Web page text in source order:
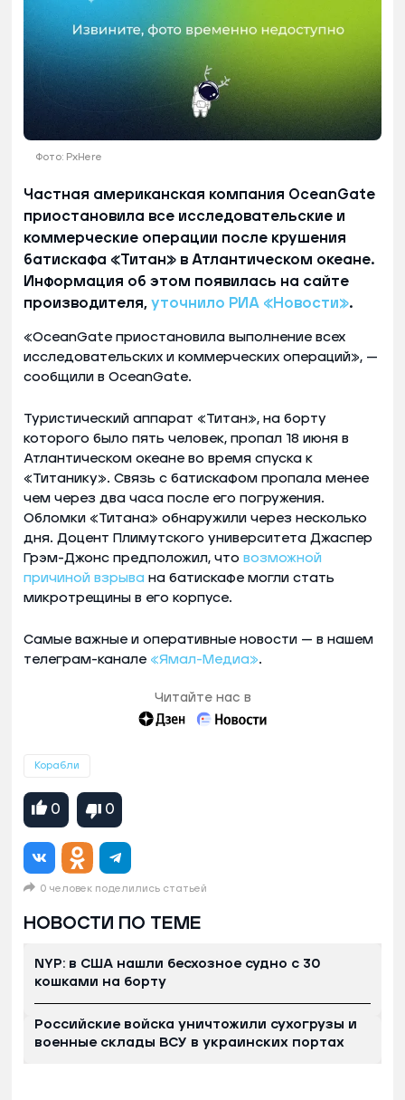
Фото: PxHere
Частная американская компания OceanGate
приостановила все исследовательские и
коммерческие операции после крушения
батискафа «Титан» в Атлантическом океане.
Информация об этом появилась на сайте
производителя, уточнило РИА «Новости».
«OceanGate приостановила выполнение всех
исследовательских и коммерческих операций», —
сообщили в OceanGate.
Туристический аппарат «Титан», на борту
которого было пять человек, пропал 18 июня в
Атлантическом океане во время спуска к
«Титанику». Связь с батискафом пропала менее
чем через два часа после его погружения.
Обломки «Титана» обнаружили через несколько
дня. Доцент Плимутского университета Джаспер
Грэм-Джонс предположил, что возможной
причиной взрыва на батискафе могли стать
микротрещины в его корпусе.
Самые важные и оперативные новости — в нашем
телеграм-канале «Ямал-Медиа».
Читайте нас в
Корабли
0 0
0 человек поделились статьей
НОВОСТИ ПО ТЕМЕ
NYP: в США нашли бесхозное судно с 30
кошками на борту
Российские войска уничтожили сухогрузы и
военные склады ВСУ в украинских портах